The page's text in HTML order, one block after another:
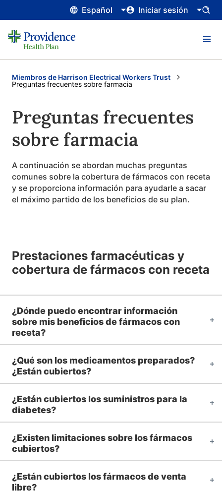
Español Iniciar sesión
Miembros de Harrison Electrical Workers Trust
Current:
Preguntas frecuentes sobre farmacia
Preguntas frecuentes
sobre farmacia
A continuación se abordan muchas preguntas
comunes sobre la cobertura de fármacos con receta
y se proporciona información para ayudarle a sacar
el máximo partido de los beneficios de su plan.
Prestaciones farmacéuticas y
cobertura de fármacos con receta
¿Dónde puedo encontrar información
sobre mis beneficios de fármacos con
receta?
¿Qué son los medicamentos preparados?
¿Están cubiertos?
¿Están cubiertos los suministros para la
diabetes?
¿Existen limitaciones sobre los fármacos
cubiertos?
¿Están cubiertos los fármacos de venta
libre?